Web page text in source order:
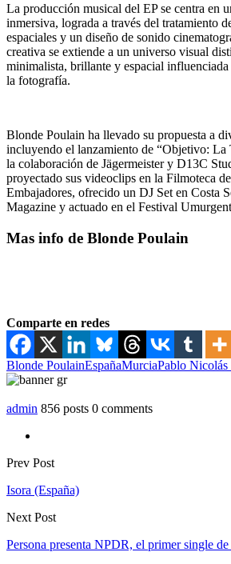
La producción musical del EP se centra en
inmersiva, lograda a través del tratamiento
espaciales y un diseño de sonido
creativa se extiende a un universo visual
minimalista, brillante y espacial
la fotografía.
Blonde Poulain ha llevado su propuesta a
incluyendo el lanzamiento de “Objetivo: La
la colaboración de Jägermeister y D13C
proyectado sus videoclips en la Filmoteca
Embajadores, ofrecido un DJ Set en Costa
Magazine y actuado en el Festival
Mas info de Blonde Poulain
Comparte en redes
Blonde PoulainEspañaMurciaPablo Nicolás
admin 856 posts 0 comments
Prev Post
Isora (España)
Next Post
Persona presenta NPDR, el primer single